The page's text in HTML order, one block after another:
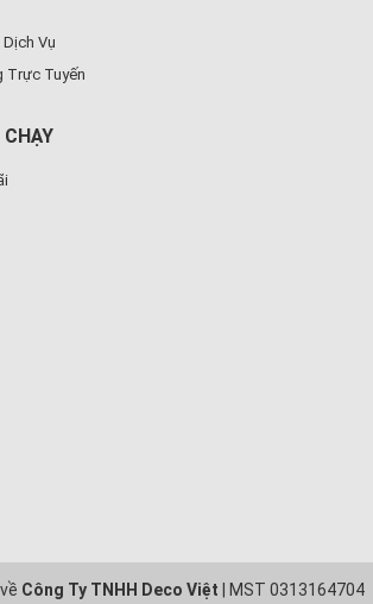
Vụ
Trực Tuyến
Công Ty TNHH Deco Việt | MST 0313164704